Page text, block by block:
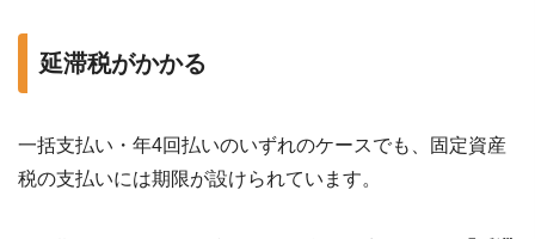
延滞税がかかる
一括支払い・年4回払いのいずれのケースでも、固定資産
税の支払いには期限が設けられています。